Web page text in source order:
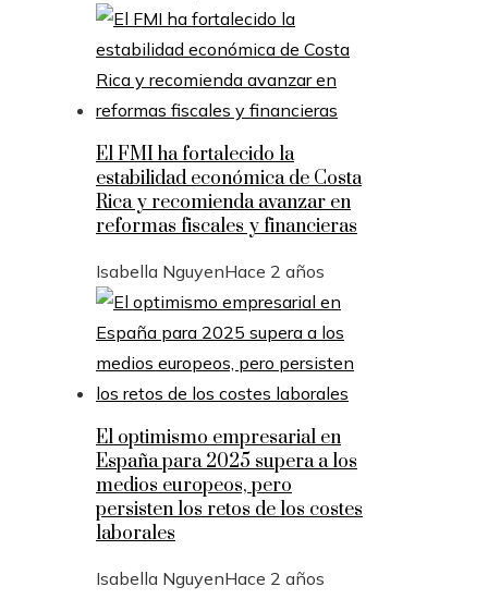
El FMI ha fortalecido la
estabilidad económica de Costa
Rica y recomienda avanzar en
reformas fiscales y financieras
Isabella NguyenHace 2 años
El optimismo empresarial en
España para 2025 supera a los
medios europeos, pero
persisten los retos de los costes
laborales
Isabella NguyenHace 2 años